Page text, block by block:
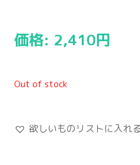
価格: 2,410円
Out of stock
欲しいものリストに入れ